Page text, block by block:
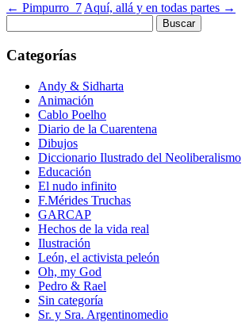
← Pimpurro_7 Aquí, allá y en todas partes →
Categorías
Andy & Sidharta
Animación
Cablo Poelho
Diario de la Cuarentena
Dibujos
Diccionario Ilustrado del Neoliberalismo
Educación
El nudo infinito
F.Mérides Truchas
GARCAP
Hechos de la vida real
Ilustración
León, el activista peleón
Oh, my God
Pedro & Rael
Sin categoría
Sr. y Sra. Argentinomedio